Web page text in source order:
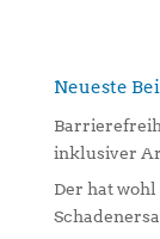
r
a
i
v
Neueste
inklusiver
Der hat wohl